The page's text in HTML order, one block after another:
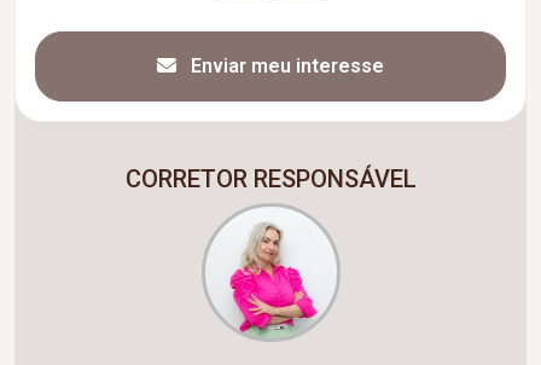
Enviar meu interesse
CORRETOR RESPONSÁVEL